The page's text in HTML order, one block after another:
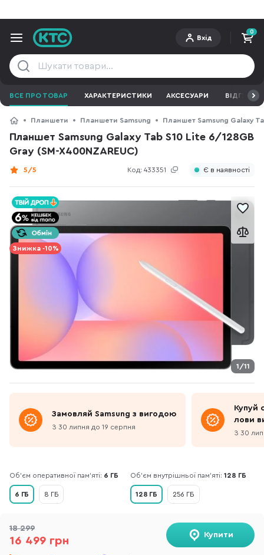
Вхід
0
ВСЕ ПРО ТОВАР ХАРАКТЕРИСТИКИ АКСЕСУАРИ ВІДГУКИ
Планшети Планшети Samsung Планшет Samsung Galaxy
Планшет Samsung Galaxy Tab S10 Lite 6/128GB
Gray (SM-X400NZAREUC)
Код: 433351
5/5 Є в наявності
1/11
Знижка -10%
Замовляй Samsung з вигодою
З 30 липня до 19 серпня
Купуй
лови
товар
З 30
Об’єм оперативної пам’яті: 6 ГБ
6 ГБ 8 ГБ
Об'єм внутрішньої пам'яті: 128 ГБ
128 ГБ 256 ГБ
18 299
16 499 грн Купити